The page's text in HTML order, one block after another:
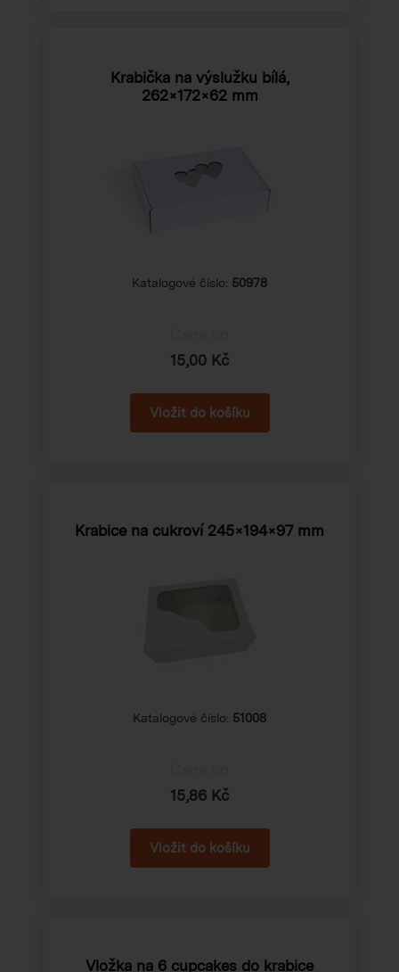
Krabička na výslužku bílá,
262×172×62 mm
Katalogové číslo: 50978
15,00 Kč
Krabice na cukroví 245×194×97 mm
Katalogové číslo: 51008
15,86 Kč
Vložka na 6 cupcakes do krabice